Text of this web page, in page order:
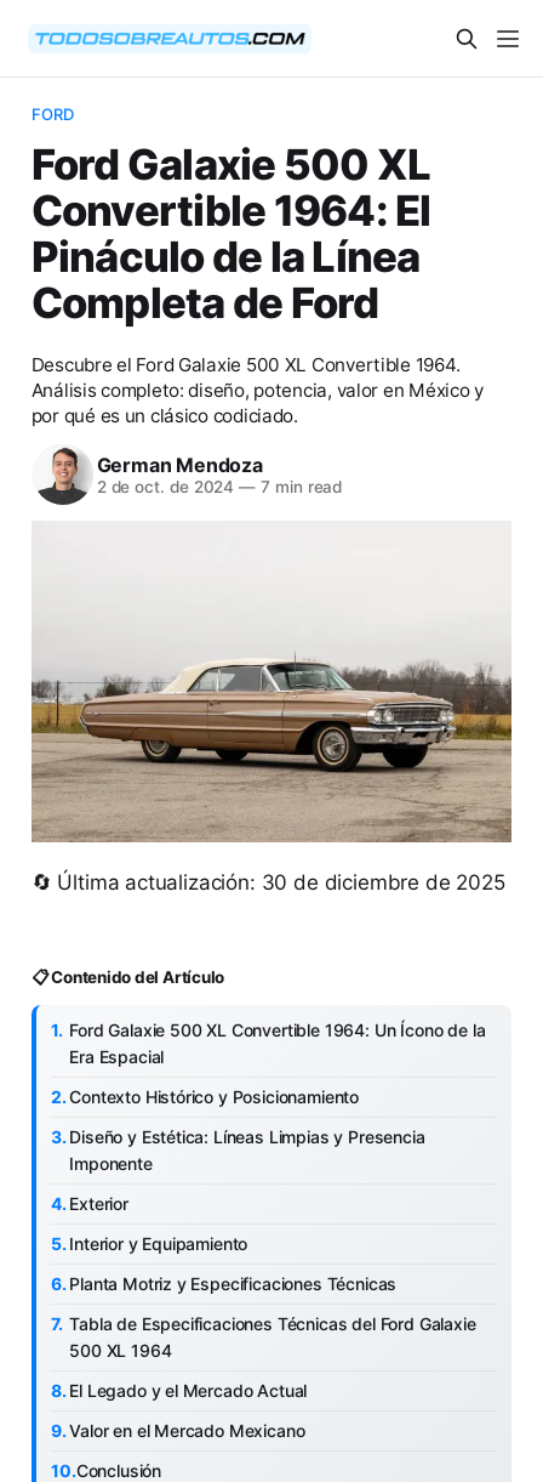
FORD
Ford Galaxie 500 XL
Convertible 1964: El
Pináculo de la Línea
Completa de Ford
Descubre el Ford Galaxie 500 XL Convertible 1964.
Análisis completo: diseño, potencia, valor en México y
por qué es un clásico codiciado.
German Mendoza
2 de oct. de 2024 — 7 min read
🔄 Última actualización: 30 de diciembre de 2025
📋 Contenido del Artículo
Ford Galaxie 500 XL Convertible 1964: Un Ícono de la
Era Espacial
Contexto Histórico y Posicionamiento
Diseño y Estética: Líneas Limpias y Presencia
Imponente
Exterior
Interior y Equipamiento
Planta Motriz y Especificaciones Técnicas
Tabla de Especificaciones Técnicas del Ford Galaxie
500 XL 1964
El Legado y el Mercado Actual
Valor en el Mercado Mexicano
Conclusión